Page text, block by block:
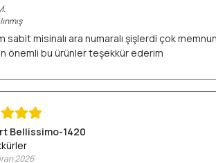
sabit misinalı ara numaralı şişlerdi çok
önemli bu ürünler teşekkür ederim
Bellissimo-1420
2026